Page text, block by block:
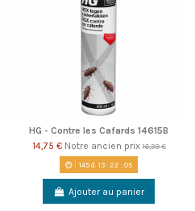
HG - Contre les Cafards 14615B
14,75 € Notre ancien prix16,39 €
145d. 13:22 :05
Ajouter au panier